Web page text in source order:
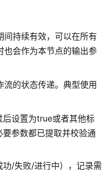
间持续有效，可以在所有
也会作为本节点的输出参
流的状态传递。典型使用
设置为true或者其他标
参数都已提取并校验通
功/失败/进行中），记录需